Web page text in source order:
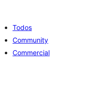
Todos
Community
Commercial